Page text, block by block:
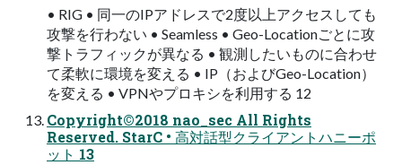
• RIG • 同一のIPアドレスで2度以上アクセスしても
攻撃を行わない • Seamless • Geo-Locationごとに攻
撃トラフィックが異なる • 観測したいものに合わせ
て柔軟に環境を変える • IP（およびGeo-Location）
を変える • VPNやプロキシを利用する 12
Copyright©2018 nao_sec All Rights
Reserved. StarC • 高対話型クライアントハニーポ
ット 13